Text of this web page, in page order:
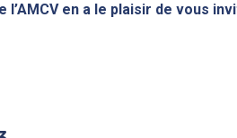
l’AMCV en a le plaisir de vous